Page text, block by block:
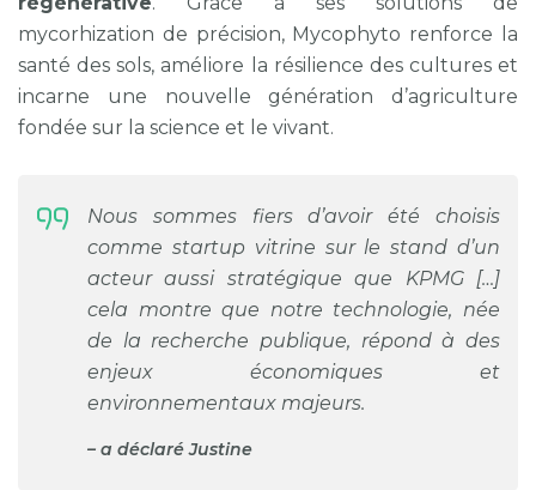
mycorhization de précision, Mycophyto renforce la
santé des sols, améliore la résilience des cultures et
incarne une nouvelle génération d’agriculture
fondée sur la science et le vivant.
Nous sommes fiers d’avoir été choisis
comme startup vitrine sur le stand d’un
acteur aussi stratégique que KPMG […]
cela montre que notre technologie, née
de la recherche publique, répond à des
enjeux économiques et
environnementaux majeurs.
a déclaré Justine